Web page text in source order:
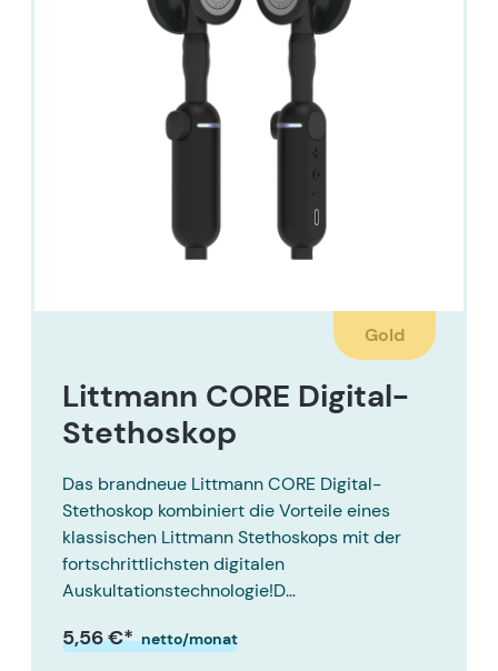
Gold
Littmann CORE Digital-
Stethoskop
Das brandneue Littmann CORE Digital-
Stethoskop kombiniert die Vorteile eines
klassischen Littmann Stethoskops mit der
fortschrittlichsten digitalen
Auskultationstechnologie!D…
5,56 €* netto/monat